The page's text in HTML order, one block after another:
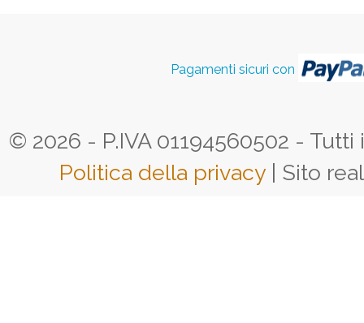
Pagamenti sicuri con
© 2026 - P.IVA 01194560502 -
Politica della privacy | Sito